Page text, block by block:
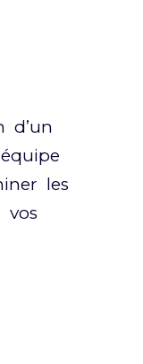
d’un
les
vos